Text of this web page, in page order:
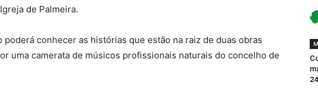
de Palmeira.
conhecer as histórias que estão na raiz de duas obras
uma camerata de músicos profissionais naturais do concelho de